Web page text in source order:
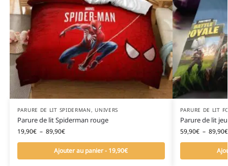
PARURE DE LIT SPIDERMAN, UNIVERS
Parure de lit Spiderman rouge
19,90€ – 89,90€
Ajouter au panier - 19,90€
PARURE DE LIT
Parure de lit
59,90€ – 89,90€